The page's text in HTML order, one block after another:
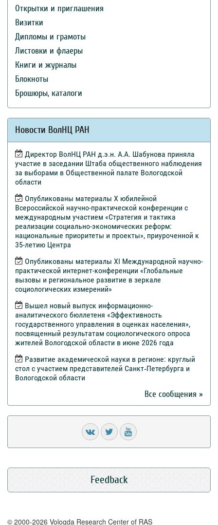
Открытки и приглашения
Визитки
Дипломы и грамоты
Листовки и флаеры
Книги и журналы
Блокноты
Брошюры, каталоги
Новости ВолНЦ РАН
Директор ВолНЦ РАН д.э.н. А.А. Шабунова приняла
участие в заседании Штаба общественного наблюдения
за выборами в Общественной палате Вологодской
области
Опубликованы материалы X юбилейной
Всероссийской научно-практической конференции с
международным участием «Стратегия и тактика
реализации социально-экономических реформ:
национальные приоритеты и проекты», приуроченной к
35-летию Центра
Опубликованы материалы XI Международной научно-
практической интернет-конференции «Глобальные
вызовы и региональное развитие в зеркале
социологических измерений»
Вышел новый выпуск информационно-
аналитического бюллетеня «Эффективность
государственного управления в оценках населения»,
посвященный результатам социологического опроса
жителей Вологодской области в июне 2026 года
Развитие академической науки в регионе: круглый
стол с участием представителей Санкт‑Петербурга и
Вологодской области
Все сообщения »
Feedback
© 2000-2026 Vologda Research Center of RAS